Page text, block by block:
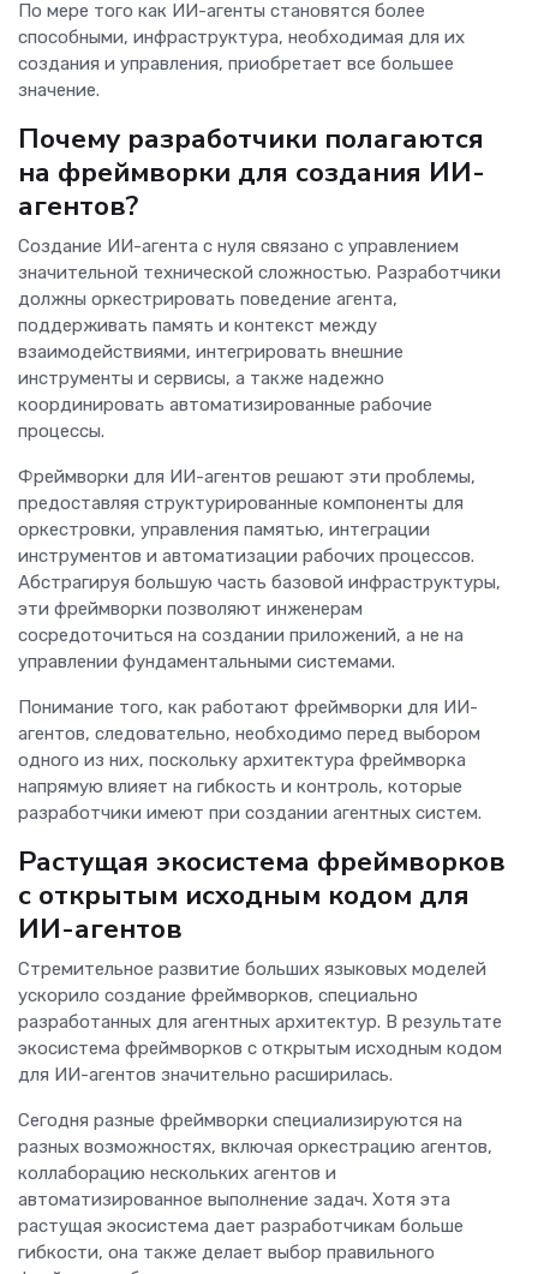
По мере того как ИИ-агенты становятся более
способными, инфраструктура, необходимая для их
создания и управления, приобретает все большее
значение.
Почему разработчики полагаются
на фреймворки для создания ИИ-
агентов?
Создание ИИ-агента с нуля связано с управлением
значительной технической сложностью. Разработчики
должны оркестрировать поведение агента,
поддерживать память и контекст между
взаимодействиями, интегрировать внешние
инструменты и сервисы, а также надежно
координировать автоматизированные рабочие
процессы.
Фреймворки для ИИ-агентов решают эти проблемы,
предоставляя структурированные компоненты для
оркестровки, управления памятью, интеграции
инструментов и автоматизации рабочих процессов.
Абстрагируя большую часть базовой инфраструктуры,
эти фреймворки позволяют инженерам
сосредоточиться на создании приложений, а не на
управлении фундаментальными системами.
Понимание того, как работают фреймворки для ИИ-
агентов, следовательно, необходимо перед выбором
одного из них, поскольку архитектура фреймворка
напрямую влияет на гибкость и контроль, которые
разработчики имеют при создании агентных систем.
Растущая экосистема фреймворков
с открытым исходным кодом для
ИИ-агентов
Стремительное развитие больших языковых моделей
ускорило создание фреймворков, специально
разработанных для агентных архитектур. В результате
экосистема фреймворков с открытым исходным кодом
для ИИ-агентов значительно расширилась.
Сегодня разные фреймворки специализируются на
разных возможностях, включая оркестрацию агентов,
коллаборацию нескольких агентов и
автоматизированное выполнение задач. Хотя эта
растущая экосистема дает разработчикам больше
гибкости, она также делает выбор правильного